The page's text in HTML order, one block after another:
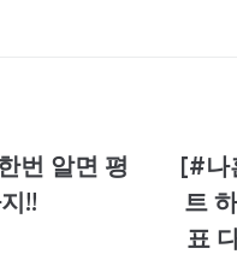
번 알면 평
!!
[#나
트
표